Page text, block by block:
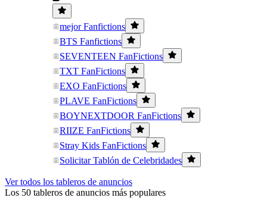
mejor Fanfictions
BTS Fanfictions
SEVENTEEN FanFictions
TXT FanFictions
EXO FanFictions
PLAVE FanFictions
BOYNEXTDOOR FanFictions
RIIZE FanFictions
Stray Kids FanFictions
Solicitar Tablón de Celebridades
Ver todos los tableros de anuncios
Los 50 tableros de anuncios más populares